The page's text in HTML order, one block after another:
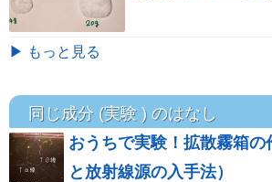
▶ もっと見る
同じ成分 (実験 ) のはなし
おうちで実験！拡散霧箱の
と放射線源の入手法）